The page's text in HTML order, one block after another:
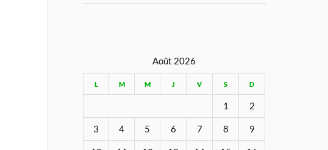
Août 2026
L M M J V S D
1 2
3 4 5 6 7 8 9